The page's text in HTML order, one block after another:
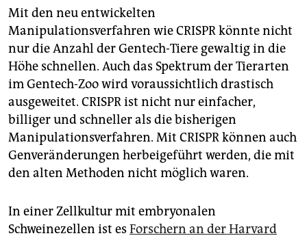
Mit den neu entwickelten
Manipulationsverfahren wie CRISPR könnte nicht
nur die Anzahl der Gentech-Tiere gewaltig in die
Höhe schnellen. Auch das Spektrum der Tierarten
im Gentech-Zoo wird voraussichtlich drastisch
ausgeweitet. CRISPR ist nicht nur einfacher,
billiger und schneller als die bisherigen
Manipulationsverfahren. Mit CRISPR können auch
Genveränderungen herbeigeführt werden, die mit
den alten Methoden nicht möglich waren.
In einer Zellkultur mit embryonalen
Schweinezellen ist es Forschern an der Harvard